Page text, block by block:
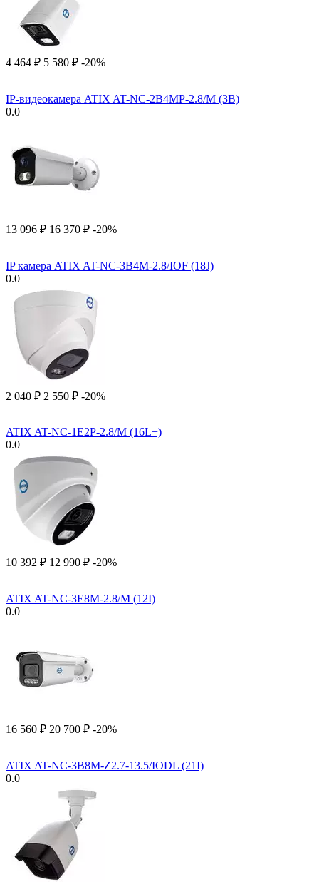
4 464 ₽ 5 580 ₽ -20%
IP-видеокамера ATIX AT-NC-2B4MP-2.8/M (3B)
0.0
13 096 ₽ 16 370 ₽ -20%
IP камера ATIX AT-NC-3B4M-2.8/IOF (18J)
0.0
2 040 ₽ 2 550 ₽ -20%
ATIX AT-NC-1E2P-2.8/M (16L+)
0.0
10 392 ₽ 12 990 ₽ -20%
ATIX AT-NC-3E8M-2.8/M (12I)
0.0
16 560 ₽ 20 700 ₽ -20%
ATIX AT-NC-3B8M-Z2.7-13.5/IODL (21I)
0.0